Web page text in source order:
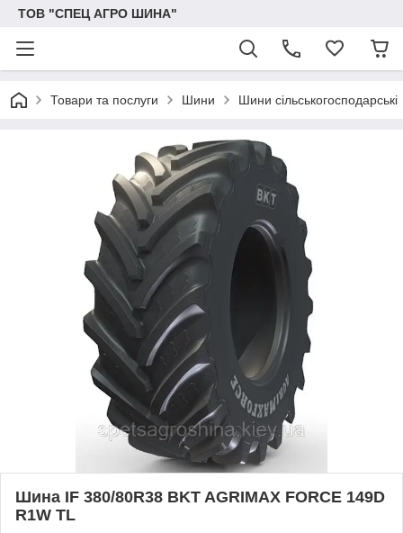
ТОВ "СПЕЦ АГРО ШИНА"
Товари та послуги Шини Шини сільськогосподарські
Шина IF 380/80R38 BKT AGRIMAX FORCE 149D
R1W TL